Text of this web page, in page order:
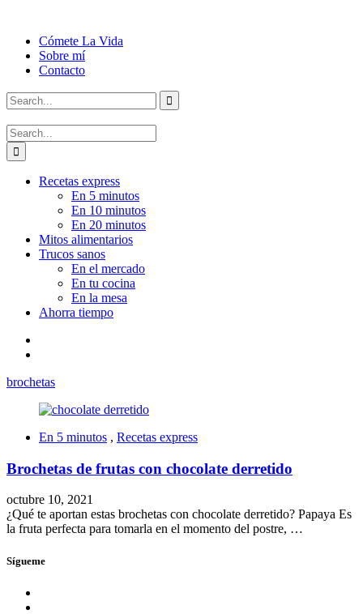
Cómete La Vida
Sobre mí
Contacto
Recetas express
En 5 minutos
En 10 minutos
En 20 minutos
Mitos alimentarios
Trucos sanos
En el mercado
En tu cocina
En la mesa
Ahorra tiempo
brochetas
En 5 minutos , Recetas express
Brochetas de frutas con chocolate derretido
octubre 10, 2021
¿Qué te aportan estas brochetas con chocolate derretido? Papaya Es
la fruta perfecta para tomarla en el momento del postre, …
Sígueme